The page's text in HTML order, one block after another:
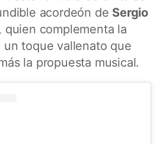
acordeón de Sergio
, quien complementa la
toque vallenato que
la propuesta musical.